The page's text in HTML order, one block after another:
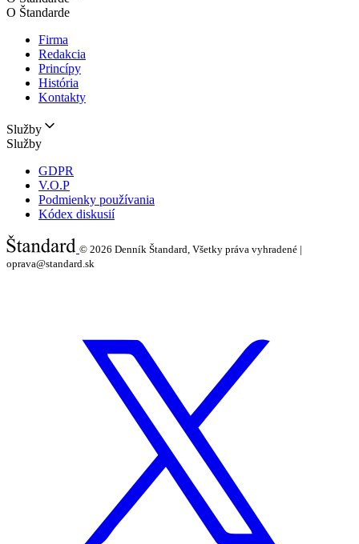
O Štandarde
Firma
Redakcia
Princípy
História
Kontakty
Služby
Služby
GDPR
V.O.P
Podmienky používania
Kódex diskusií
© 2026 Denník Štandard, Všetky práva vyhradené |
oprava@standard.sk